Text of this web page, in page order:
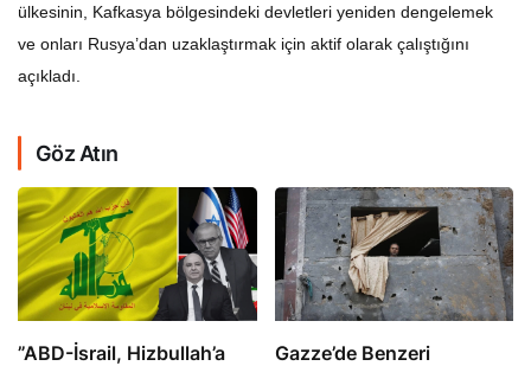
ülkesinin, Kafkasya bölgesindeki devletleri yeniden dengelemek
ve onları Rusya’dan uzaklaştırmak için aktif olarak çalıştığını
açıkladı.
Göz Atın
​​​​​​​”ABD-İsrail, Hizbullah’a
​​​​​​​Gazze’de Benzeri